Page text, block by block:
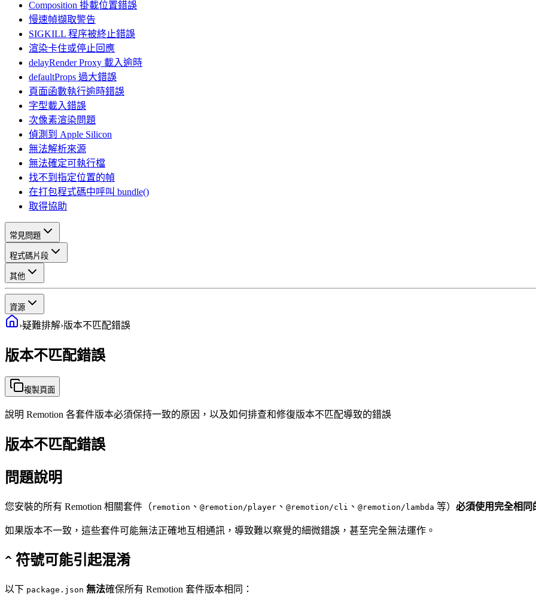
Composition 掛載位置錯誤
慢速幀擷取警告
SIGKILL 程序被終止錯誤
渲染卡住或停止回應
delayRender Proxy 載入逾時
defaultProps 過大錯誤
頁面函數執行逾時錯誤
字型載入錯誤
次像素渲染問題
偵測到 Apple Silicon
無法解析來源
無法確定可執行檔
找不到指定位置的幀
在打包程式碼中呼叫 bundle()
取得協助
常見問題
程式碼片段
其他
資源
›疑難排解›版本不匹配錯誤
版本不匹配錯誤
複製頁面
說明 Remotion 各套件版本必須保持一致的原因，以及如何排查和修復版本不匹配導致的錯誤
版本不匹配錯誤
問題說明
您安裝的所有 Remotion 相關套件（ remotion 、 @remotion/player 、 @remotion/cli 、 @remotion/lambda 等） 必須使用完全相同
如果版本不一致，這些套件可能無法正確地互相通訊，導致難以察覺的細微錯誤，甚至完全無法運作。
^ 符號可能引起混淆
以下 package.json 無法確保所有 Remotion 套件版本相同：